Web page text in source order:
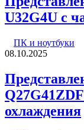
U32G4U с
ПК и ноутбуки
08.10.2025
охлаждения